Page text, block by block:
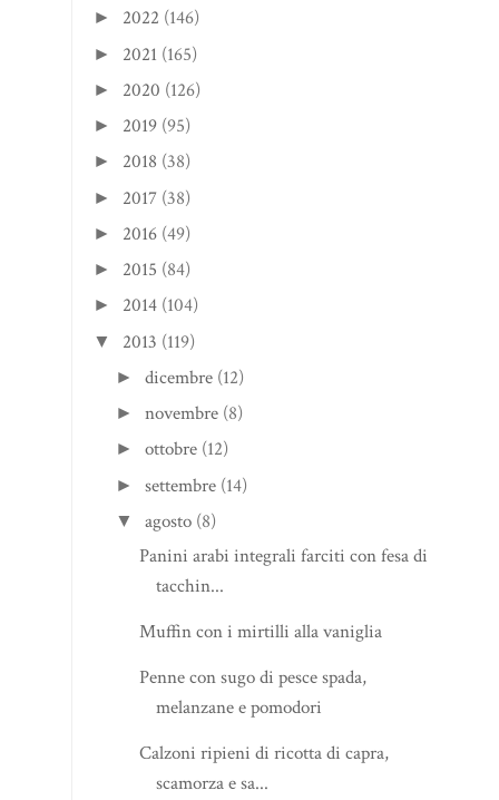
► 2022 (146)
► 2021 (165)
► 2020 (126)
► 2019 (95)
► 2018 (38)
► 2017 (38)
► 2016 (49)
► 2015 (84)
► 2014 (104)
▼ 2013 (119)
►dicembre (12)
►novembre (8)
►ottobre (12)
►settembre (14)
▼ agosto (8)
Panini arabi integrali farciti con fesa di
tacchin...
Muffin con i mirtilli alla vaniglia
Penne con sugo di pesce spada,
melanzane e pomodori
Calzoni ripieni di ricotta di capra,
scamorza e sa...